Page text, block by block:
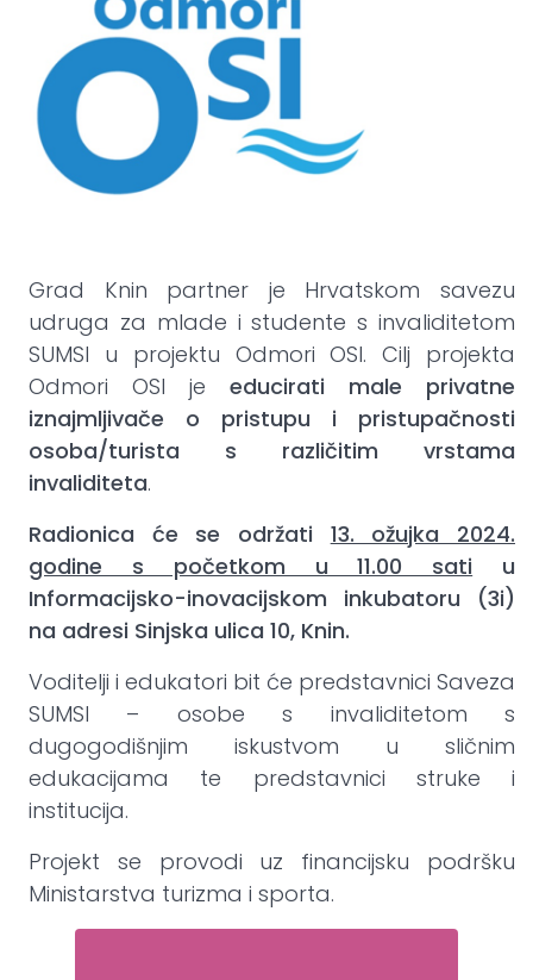
Grad Knin partner je Hrvatskom savezu
udruga za mlade i studente s invaliditetom
SUMSI u projektu Odmori OSI. Cilj projekta
Odmori OSI je educirati male privatne
iznajmljivače o pristupu i pristupačnosti
osoba/turista s različitim vrstama
invaliditeta.
Radionica će se održati 13. ožujka 2024.
godine s početkom u 11.00 sati u
Informacijsko-inovacijskom inkubatoru (3i)
na adresi Sinjska ulica 10, Knin.
Voditelji i edukatori bit će predstavnici Saveza
SUMSI – osobe s invaliditetom s
dugogodišnjim iskustvom u sličnim
edukacijama te predstavnici struke i
institucija.
Projekt se provodi uz financijsku podršku
Ministarstva turizma i sporta.